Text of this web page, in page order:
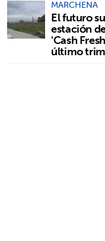
MARCHENA
El futuro
estación
'Cash
último